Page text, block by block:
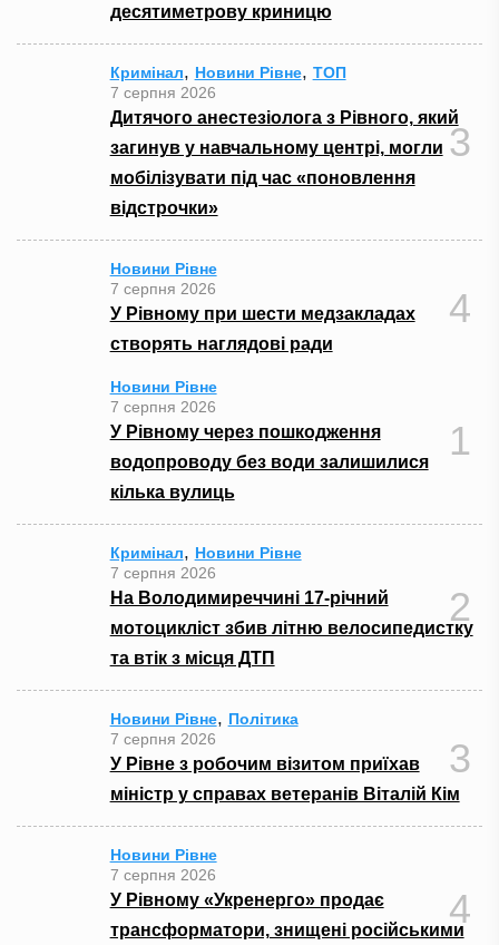
десятиметрову криницю
Кримінал, Новини Рівне, ТОП
7 серпня 2026
Дитячого анестезіолога з Рівного, який
загинув у навчальному центрі, могли
мобілізувати під час «поновлення
відстрочки»
3
Новини Рівне
7 серпня 2026
У Рівному при шести медзакладах
створять наглядові ради
4
Новини Рівне
7 серпня 2026
У Рівному через пошкодження
водопроводу без води залишилися
кілька вулиць
1
Кримінал, Новини Рівне
7 серпня 2026
На Володимиреччині 17-річний
мотоцикліст збив літню велосипедистку
та втік з місця ДТП
2
Новини Рівне, Політика
7 серпня 2026
У Рівне з робочим візитом приїхав
міністр у справах ветеранів Віталій Кім
3
Новини Рівне
7 серпня 2026
У Рівному «Укренерго» продає
трансформатори, знищені російськими
4